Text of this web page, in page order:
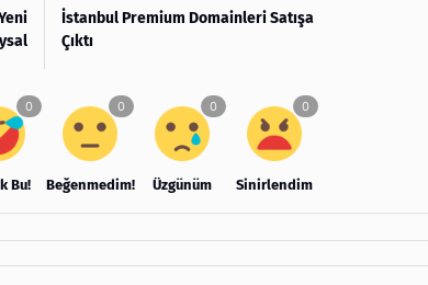
İstanbul Premium Domainleri Satışa
Çıktı
Bu! Beğenmedim! Üzgünüm Sinirlendim